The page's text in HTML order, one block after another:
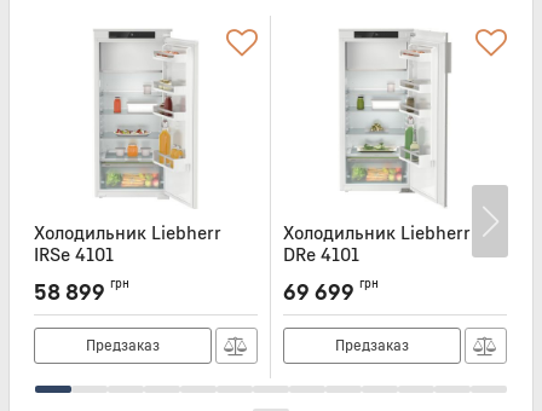
Холодильник Liebherr
IRSe 4101
IRSE4101
58 899 грн
Предзаказ
Холодильник Liebherr
DRe 4101
DRE4101
69 699 грн
Предзаказ